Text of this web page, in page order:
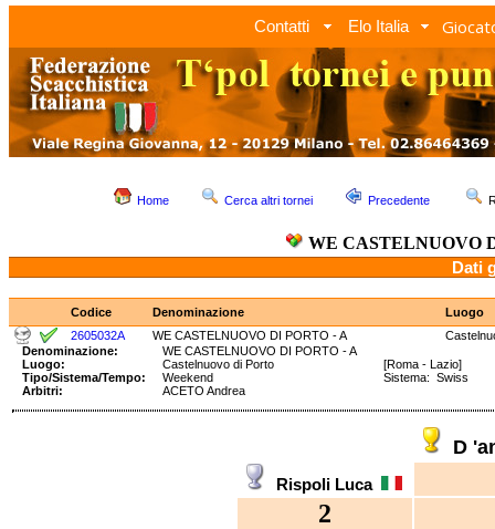
Contatti Elo Italia
Home Cerca altri tornei Precedente
WE CASTELNUOVO
Dati
Codice Denominazione
Luogo
2605032A
WE CASTELNUOVO DI PORTO - A
Denominazione:
WE CASTELNUOVO DI PORTO - A
Luogo:
Castelnuovo di Porto
[Roma - Lazio]
Tipo/Sistema/Tempo:
Weekend
Sistema: Swiss
Arbitri:
ACETO Andrea
D
Rispoli Luca
2